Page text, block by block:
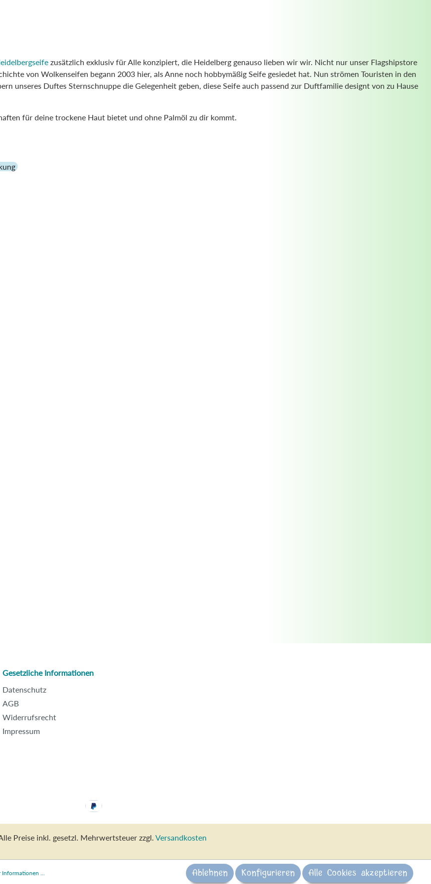
zusätzlich exklusiv für Alle konzipiert, die Heidelberg genauso lieben wir wir. Nicht nur unser Flagshipstore
von Wolkenseifen begann 2003 hier, als Anne noch hobbymäßig Seife gesiedet hat. Nun strömen Touristen in den
unseres Duftes Sternschnuppe die Gelegenheit geben, diese Seife auch passend zur Duftfamilie designt von zu Hause
für deine trockene Haut bietet und ohne Palmöl zu dir kommt.
Gesetzliche Informationen
Datenschutz
AGB
Widerrufsrecht
Impressum
Preise inkl. gesetzl. Mehrwertsteuer zzgl. Versandkosten
Informationen ... Ablehnen Konfigurieren Alle Cookies akzeptieren